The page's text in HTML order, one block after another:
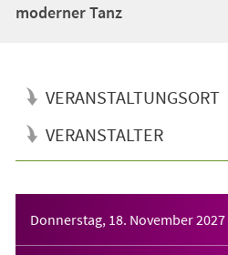
moderner Tanz
VERANSTALTUNGSORT
VERANSTALTER
Donnerstag, 18. November 2027